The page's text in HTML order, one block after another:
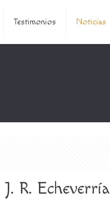
Testimonios Noticias
R. Echeverría